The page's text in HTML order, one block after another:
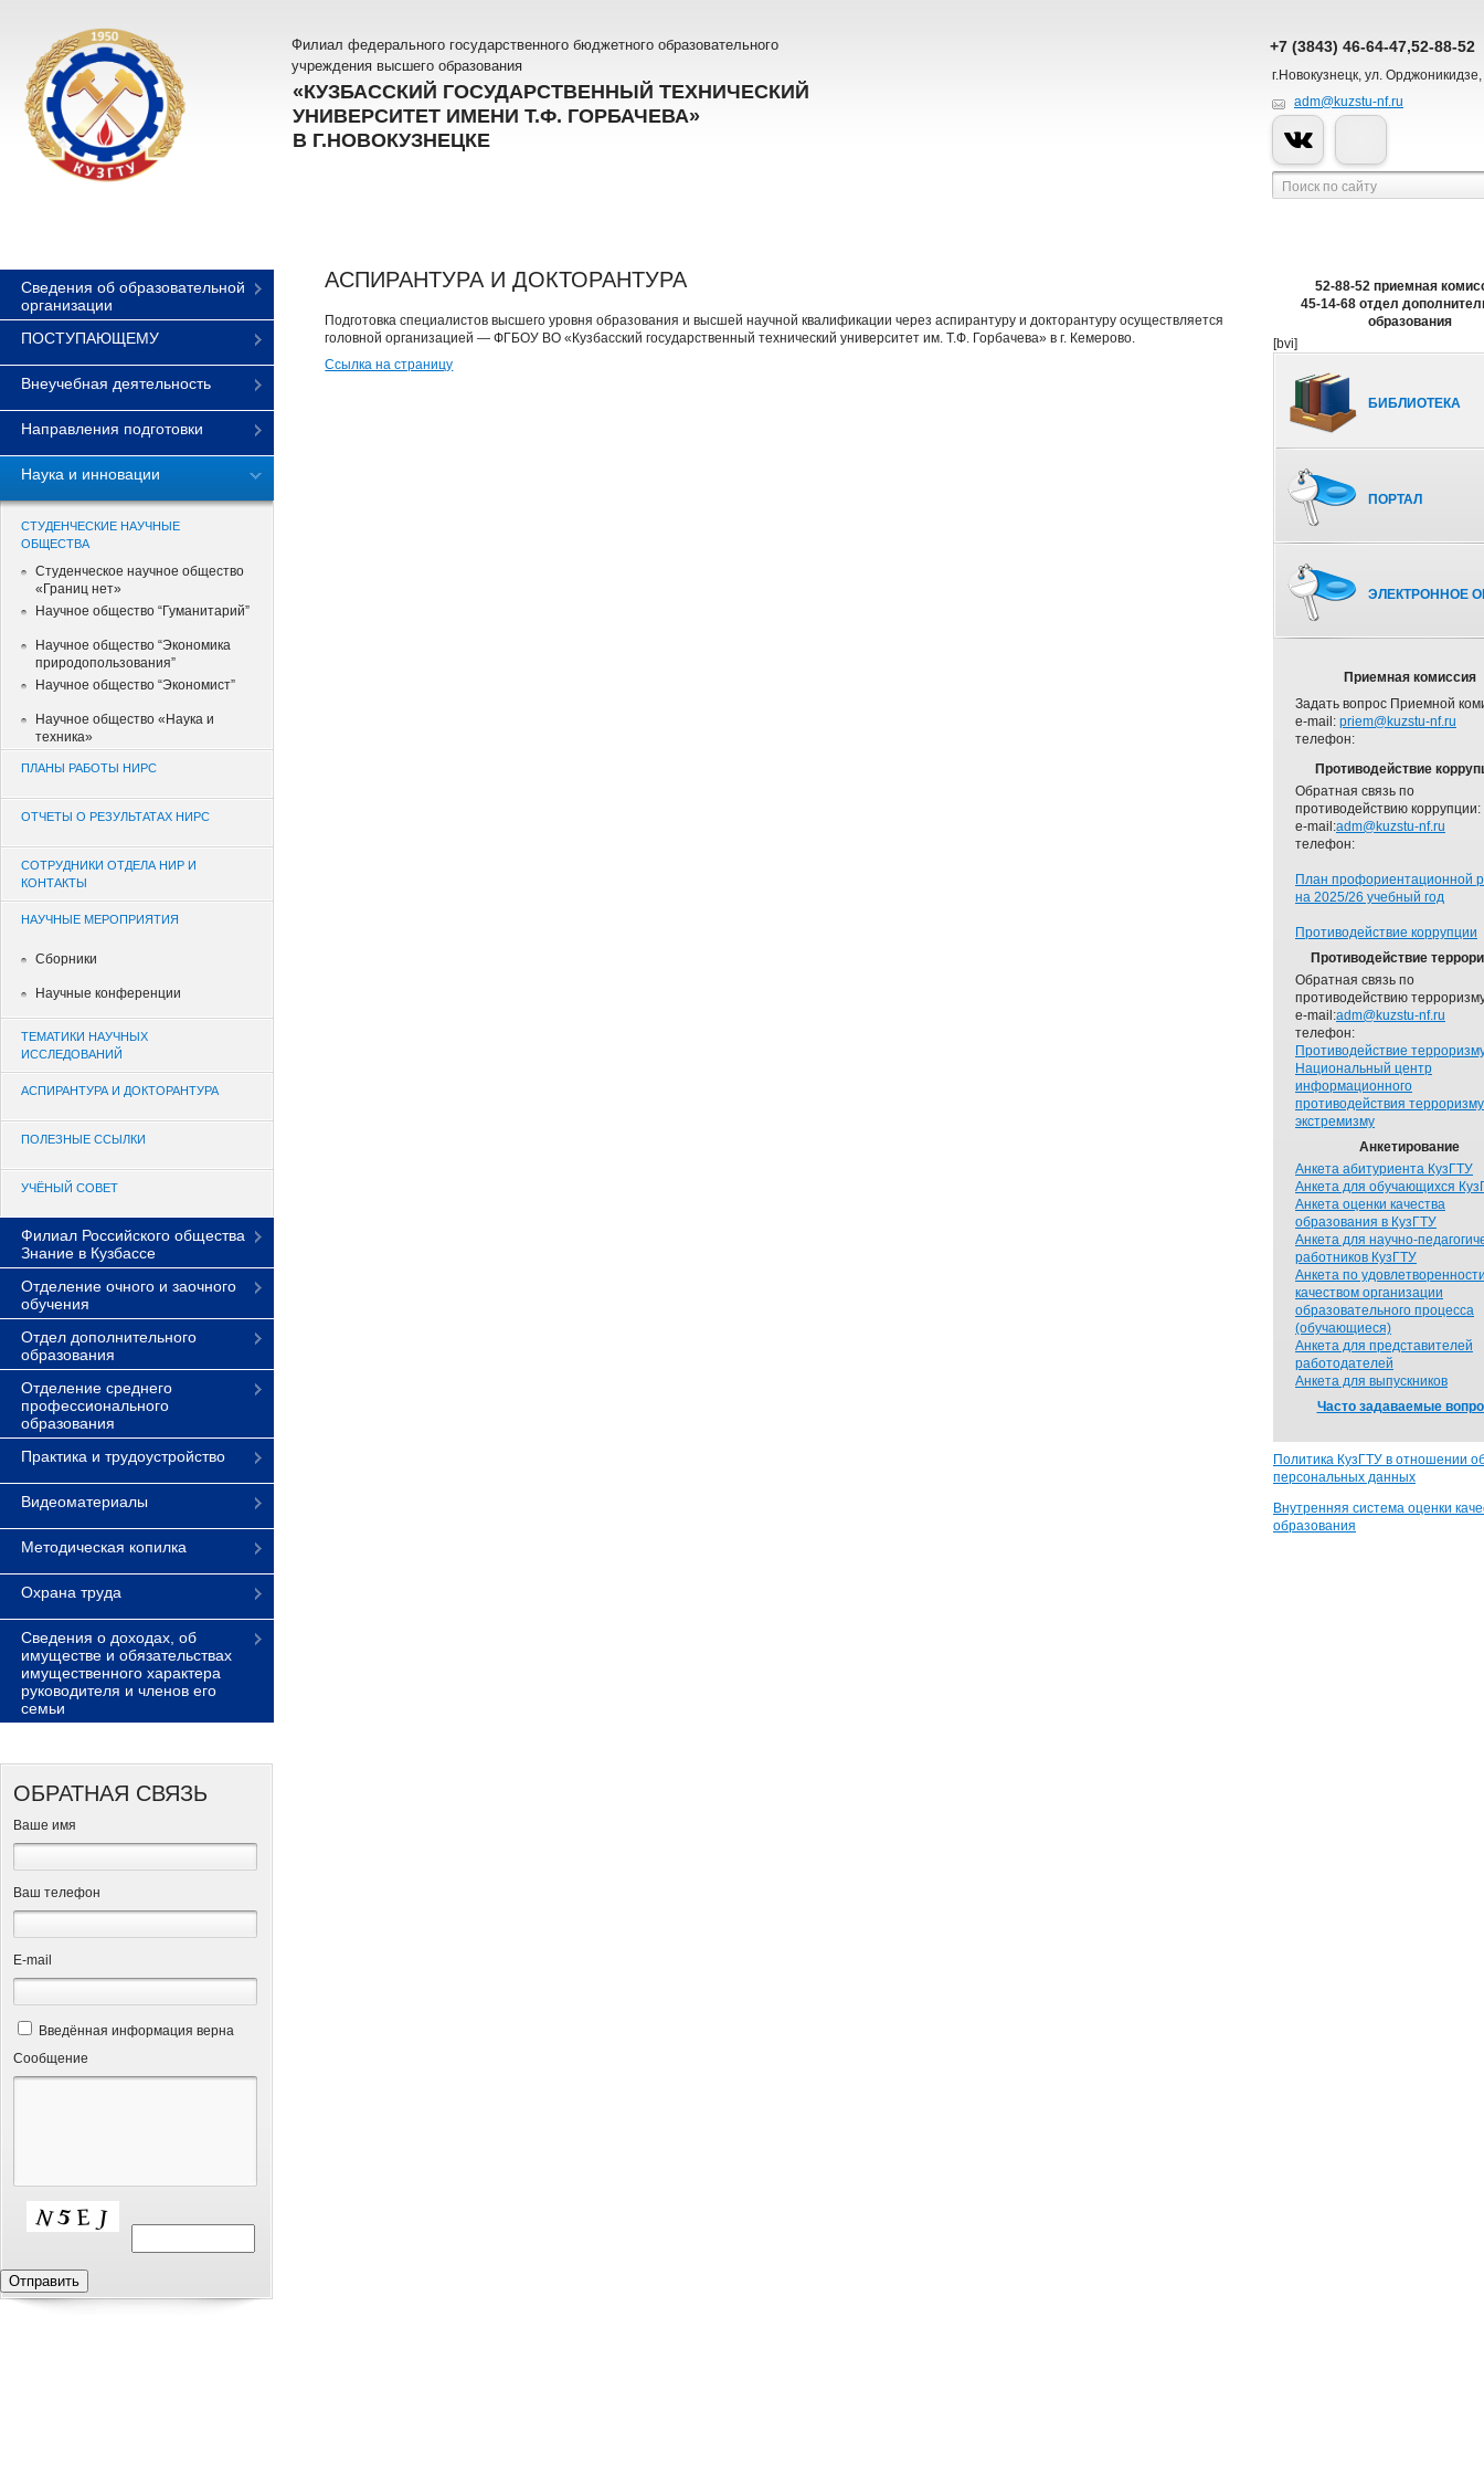
Филиал федерального государственного бюджетного образовательного
учреждения высшего образования
«КУЗБАССКИЙ ГОСУДАРСТВЕННЫЙ ТЕХНИЧЕСКИЙ
УНИВЕРСИТЕТ ИМЕНИ Т.Ф. ГОРБАЧЕВА»
В Г.НОВОКУЗНЕЦКЕ
+7 (3843) 46-64-47,52-88-52
г.Новокузнецк, ул.
adm@kuzstu-nf.ru
Сведения об образовательной
организации
ПОСТУПАЮЩЕМУ
Внеучебная деятельность
Направления подготовки
Наука и инновации
СТУДЕНЧЕСКИЕ НАУЧНЫЕ
ОБЩЕСТВА
Студенческое научное общество
«Границ нет»
Научное общество “Гуманитарий”
Научное общество “Экономика
природопользования”
Научное общество “Экономист”
Научное общество «Наука и
техника»
ПЛАНЫ РАБОТЫ НИРС
ОТЧЕТЫ О РЕЗУЛЬТАТАХ НИРС
СОТРУДНИКИ ОТДЕЛА НИР И
КОНТАКТЫ
НАУЧНЫЕ МЕРОПРИЯТИЯ
Сборники
Научные конференции
ТЕМАТИКИ НАУЧНЫХ
ИССЛЕДОВАНИЙ
АСПИРАНТУРА И ДОКТОРАНТУРА
ПОЛЕЗНЫЕ ССЫЛКИ
УЧЁНЫЙ СОВЕТ
Филиал Российского общества
Знание в Кузбассе
Отделение очного и заочного
обучения
Отдел дополнительного
образования
Отделение среднего
профессионального
образования
Практика и трудоустройство
Видеоматериалы
Методическая копилка
Охрана труда
Сведения о доходах, об
имуществе и обязательствах
имущественного характера
руководителя и членов его
семьи
ОБРАТНАЯ СВЯЗЬ
Ваше имя
Ваш телефон
Е-mail
Введённая информация верна
Сообщение
52-88-52 приемная
45-14-68 отдел
образования
[bvi]
БИБЛИОТЕКА
ПОРТАЛ
ЭЛЕКТРОННОЕ
Приемная комиссия
Задать вопрос Приемной
e-mail: priem@kuzstu-nf.ru
телефон:
Противодействие
Обратная связь по
противодействию коррупции:
e-mail:adm@kuzstu-nf.ru
телефон:
План профориентационной
на 2025/26 учебный год
Противодействие коррупции
Противодействие
Обратная связь по
противодействию
e-mail:adm@kuzstu-nf.ru
телефон:
Противодействие
Национальный центр
информационного
противодействия
экстремизму
Анкетирование
Анкета абитуриента КузГТУ
Анкета для обучающихся
Анкета оценки качества
образования в КузГТУ
Анкета для научно-
работников КузГТУ
Анкета по
качеством организации
образовательного процесса
(обучающиеся)
Анкета для представителей
работодателей
Анкета для выпускников
Часто задаваемые
Политика КузГТУ в отношении
персональных данных
Внутренняя система оценки
образования
АСПИРАНТУРА И ДОКТОРАНТУРА
Подготовка специалистов высшего уровня образования и высшей научной квалификации через аспирантуру и докторантуру осуществляется
головной организацией — ФГБОУ ВО «Кузбасский государственный технический университет им. Т.Ф. Горбачева» в г. Кемерово.
Ссылка на страницу